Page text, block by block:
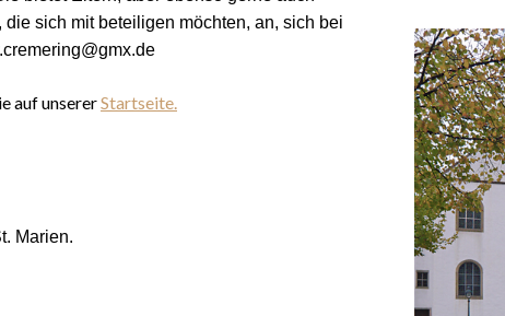
sich mit beteiligen möchten, an, sich bei
auf unsererStartseite.
Marien.